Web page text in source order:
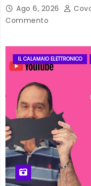
Ago 6, 2026
Commento
IL CALAMAIO ELETTRONICO